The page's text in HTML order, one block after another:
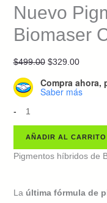
Nuevo
Biomaser
$499.00 Original
was:
$329.00Current
is:
Compra ahora,
Saber más
-
Pigmento
Híbrido
Caramel
12ml
AÑADIR AL CARRITO
Pigmentos híbridos de
La última fórmula de